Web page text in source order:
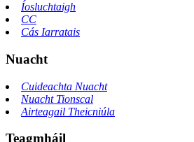
Íosluchtaigh
CC
Cás Iarratais
Nuacht
Cuideachta Nuacht
Nuacht Tionscal
Airteagail Theicniúla
Teagmháil